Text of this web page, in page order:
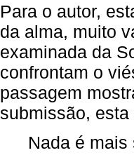
Para o autor,
da alma, muito
examinada da
confrontam o
passagem
submissão,
Nada é